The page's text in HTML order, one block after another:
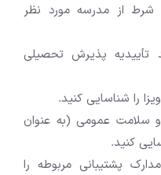
از مدرسه مورد نظر
تأییدیه پذیرش تحصیلی
را شناسایی کنید.
و سلامت عمومی (به عنوان
پشتیبانی مربوطه را